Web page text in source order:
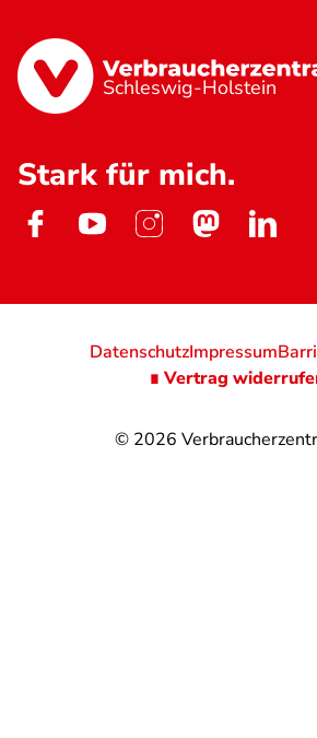
Schleswig-Holstein
Stark für mich.
© 2026
DatenschutzImpressum
∎ Vertrag